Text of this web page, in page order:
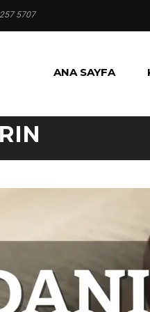
5707
ANA SAYFA